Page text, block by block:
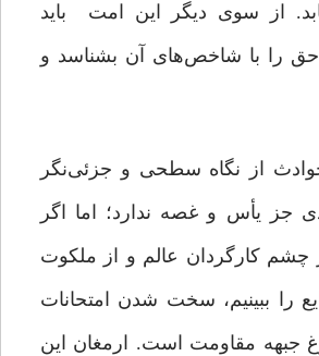
از سوی دیگر این امت باید
حق را با شاخص‌های آن بشناسد و
از نگاه سطحی و جزئی‌نگر
جز یأس و غصه ندارد؛ اما اگر
چشم کارگردان عالم و از ملکوت
را ببینیم، سخت شدن امتحانات
جبهه مقاومت است. ارمغان این